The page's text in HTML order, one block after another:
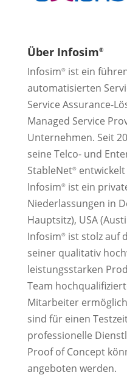
Über Infosim®
Infosim®ist ein
automatisierten
Service Assurance-
Managed Service
Unternehmen. Seit
seine Telco- und
StableNet®entwickelt
Infosim®ist ein
Niederlassungen in
Hauptsitz), USA
Infosim®ist stolz auf
seiner qualitativ
leistungsstarken
Team
Mitarbeiter
sind für einen
professionelle
Proof of Concept
angeboten werden.